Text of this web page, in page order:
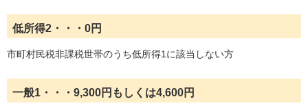
低所得2・・・0円
市町村民税非課税世帯のうち低所得1に該当しない方
一般1・・・9,300円もしくは4,600円